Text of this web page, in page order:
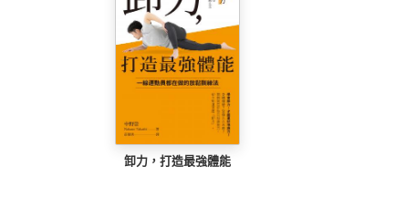
卸力，打造最強體能